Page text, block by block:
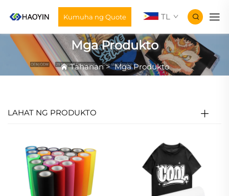
Kumuha ng Quote TL
Mga Produkto
Tahanan>Mga Produkto
LAHAT NG PRODUKTO